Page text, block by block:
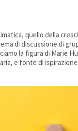
quello della
di discussione di
la figura di Marie
e fonte di